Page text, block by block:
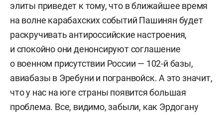
элиты приведет к тому, что в ближайшее время
на волне карабахских событий Пашинян будет
раскручивать антироссийские настроения,
и спокойно они денонсируют соглашение
о военном присутствии России — 102-й базы,
авиабазы в Эребуни и погранвойск. А это значит,
что у нас на юге страны появится большая
проблема. Все, видимо, забыли, как Эрдогану